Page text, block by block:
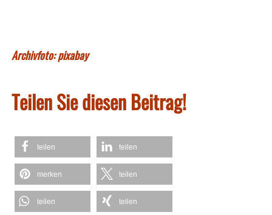
Archivfoto: pixabay
Teilen Sie diesen Beitrag!
teilen teilen
merken teilen
teilen teilen